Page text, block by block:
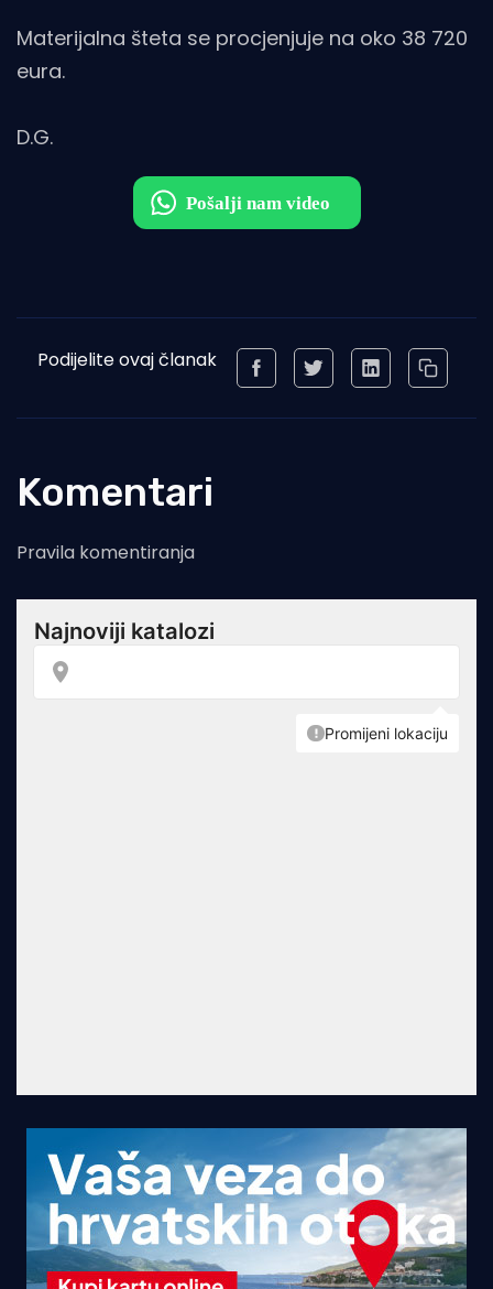
Materijalna šteta se procjenjuje na oko 38 720
eura.
D.G.
Podijelite ovaj članak
Komentari
Pravila komentiranja